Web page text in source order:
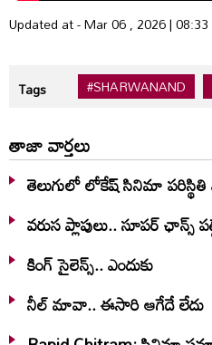
Updated at - Mar 06 , 2026 | 08:33
Tags #SHARWANAND
తాజా వార్తలు
తెలుగులో లోకేష్ సినిమా
వరుస ప్లాపులు.. సూపర్ ఛాన్స్
కింగ్ సైలెన్స్.. ఎందుకు
నీల్ మావా.. ఈసారి ఆగేదే లేదు